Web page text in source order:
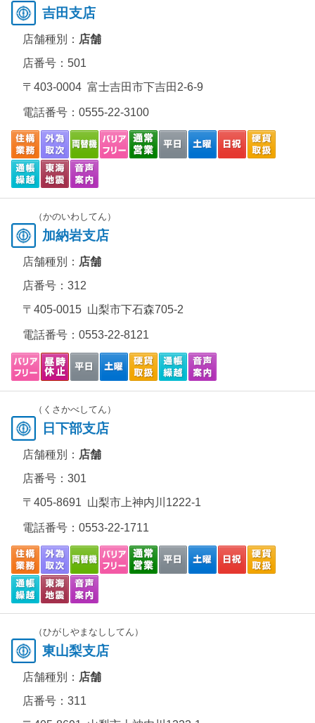
吉田支店
店舗種別： 店舗
店番号：501
〒403-0004 富士吉田市下吉田2-6-9
電話番号： 0555-22-3100
（かのいわしてん）
加納岩支店
店舗種別： 店舗
店番号：312
〒405-0015 山梨市下石森705-2
電話番号： 0553-22-8121
（くさかべしてん）
日下部支店
店舗種別： 店舗
店番号：301
〒405-8691 山梨市上神内川1222-1
電話番号： 0553-22-1711
（ひがしやまなししてん）
東山梨支店
店舗種別： 店舗
店番号：311